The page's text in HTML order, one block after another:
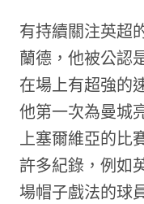
有持續關注英超
蘭德，他被公認
在場上有超強的
他第一次為曼城
上塞爾維亞的比
許多紀錄，例如
場帽子戲法的球